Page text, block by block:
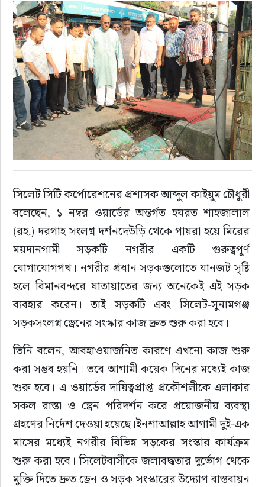
রাজনীতি
এক্সক্লুসিভ
তথ্য ও প্রযুক্তি
প্রেস বিজ্ঞপ্তি
ফিচার
খেলাধুলা
বিনোদন
সাক্ষাৎকার
সাহিত্য
সিলেট সিটি কর্পোরেশনের প্রশাসক আব্দুল কাইয়ুম চৌধুরী
বলেছেন, ১ নম্বর ওয়ার্ডের অন্তর্গত হযরত শাহজালাল
(রহ.) দরগাহ সংলগ্ন দর্শনদেউড়ি থেকে পায়রা হয়ে মিরের
ময়দানগামী সড়কটি নগরীর একটি গুরুত্বপূর্ণ
যোগাযোগপথ। নগরীর প্রধান সড়কগুলোতে যানজট সৃষ্টি
হলে বিমানবন্দরে যাতায়াতের জন্য অনেকেই এই সড়ক
ব্যবহার করেন। তাই সড়কটি এবং সিলেট-সুনামগঞ্জ
সড়কসংলগ্ন ড্রেনের সংস্কার কাজ দ্রুত শুরু করা হবে।
তিনি বলেন, আবহাওয়াজনিত কারণে এখনো কাজ শুরু
করা সম্ভব হয়নি। তবে আগামী কয়েক দিনের মধ্যেই কাজ
শুরু হবে। এ ওয়ার্ডের দায়িত্বপ্রাপ্ত প্রকৌশলীকে এলাকার
সকল রাস্তা ও ড্রেন পরিদর্শন করে প্রয়োজনীয় ব্যবস্থা
গ্রহণের নির্দেশ দেওয়া হয়েছে।ইনশাআল্লাহ আগামী দুই-এক
মাসের মধ্যেই নগরীর বিভিন্ন সড়কের সংস্কার কার্যক্রম
শুরু করা হবে। সিলেটবাসীকে জলাবদ্ধতার দুর্ভোগ থেকে
মুক্তি দিতে দ্রুত ড্রেন ও সড়ক সংস্কারের উদ্যোগ বাস্তবায়ন